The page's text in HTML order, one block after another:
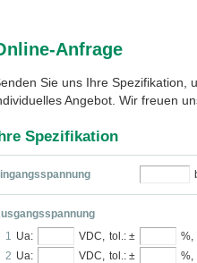
Anfrage
Sie uns Ihre Spezifikation,
Angebot. Wir freuen
Spezifikation
1 Ua: VDC, tol.: ±
%,
2 Ua: VDC, tol.: ±
%,